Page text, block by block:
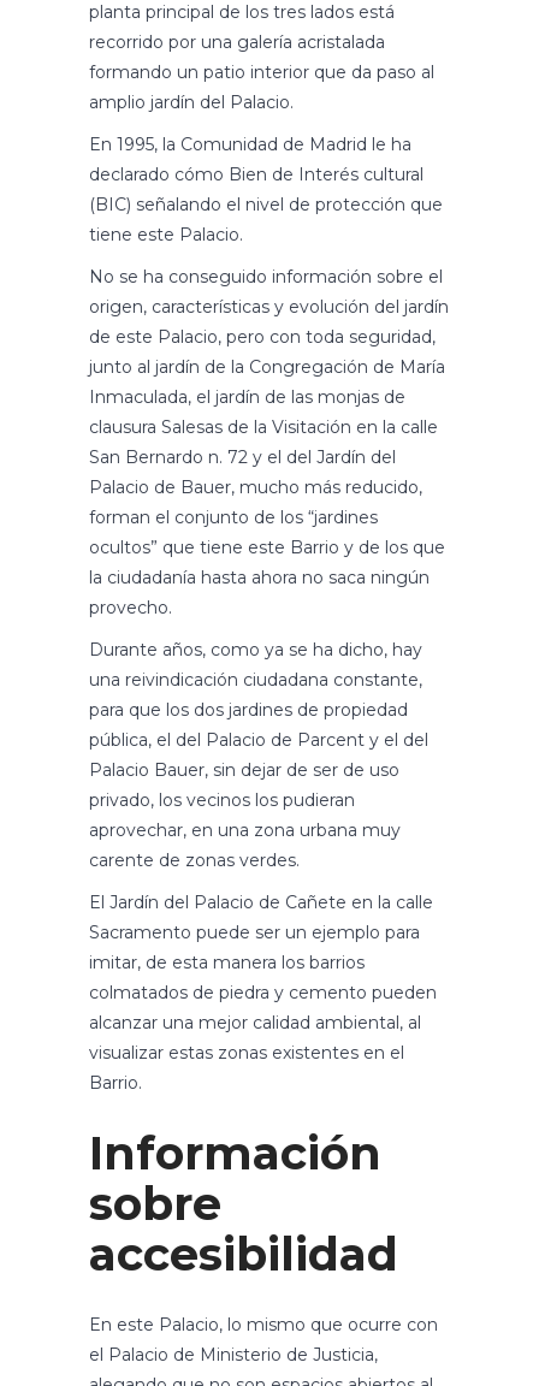
planta principal de los tres lados está
recorrido por una galería acristalada
formando un patio interior que da paso al
amplio jardín del Palacio.
En 1995, la Comunidad de Madrid le ha
declarado cómo Bien de Interés cultural
(BIC) señalando el nivel de protección que
tiene este Palacio.
No se ha conseguido información sobre el
origen, características y evolución del jardín
de este Palacio, pero con toda seguridad,
junto al jardín de la Congregación de María
Inmaculada, el jardín de las monjas de
clausura Salesas de la Visitación en la calle
San Bernardo n. 72 y el del Jardín del
Palacio de Bauer, mucho más reducido,
forman el conjunto de los “jardines
ocultos” que tiene este Barrio y de los que
la ciudadanía hasta ahora no saca ningún
provecho.
Durante años, como ya se ha dicho, hay
una reivindicación ciudadana constante,
para que los dos jardines de propiedad
pública, el del Palacio de Parcent y el del
Palacio Bauer, sin dejar de ser de uso
privado, los vecinos los pudieran
aprovechar, en una zona urbana muy
carente de zonas verdes.
El Jardín del Palacio de Cañete en la calle
Sacramento puede ser un ejemplo para
imitar, de esta manera los barrios
colmatados de piedra y cemento pueden
alcanzar una mejor calidad ambiental, al
visualizar estas zonas existentes en el
Barrio.
Información
sobre
accesibilidad
En este Palacio, lo mismo que ocurre con
el Palacio de Ministerio de Justicia,